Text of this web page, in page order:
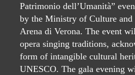
Patrimonio dell’Umanità”
by the Ministry of Culture and
Arena di Verona. The event
opera singing traditions,
form of intangible cultural
UNESCO. The gala evening